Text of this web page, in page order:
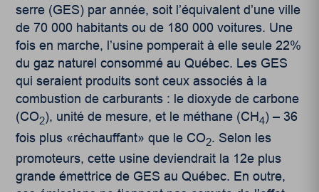
serre (GES) par année, soit l’équivalent d’une ville
de 70 000 habitants ou de 180 000 voitures. Une
fois en marche, l’usine pomperait à elle seule 22%
du gaz naturel consommé au Québec. Les GES
qui seraient produits sont ceux associés à la
combustion de carburants : le dioxyde de carbone
(CO2), unité de mesure, et le méthane (CH4) – 36
fois plus «réchauffant» que le CO2. Selon les
promoteurs, cette usine deviendrait la 12e plus
grande émettrice de GES au Québec. En outre,